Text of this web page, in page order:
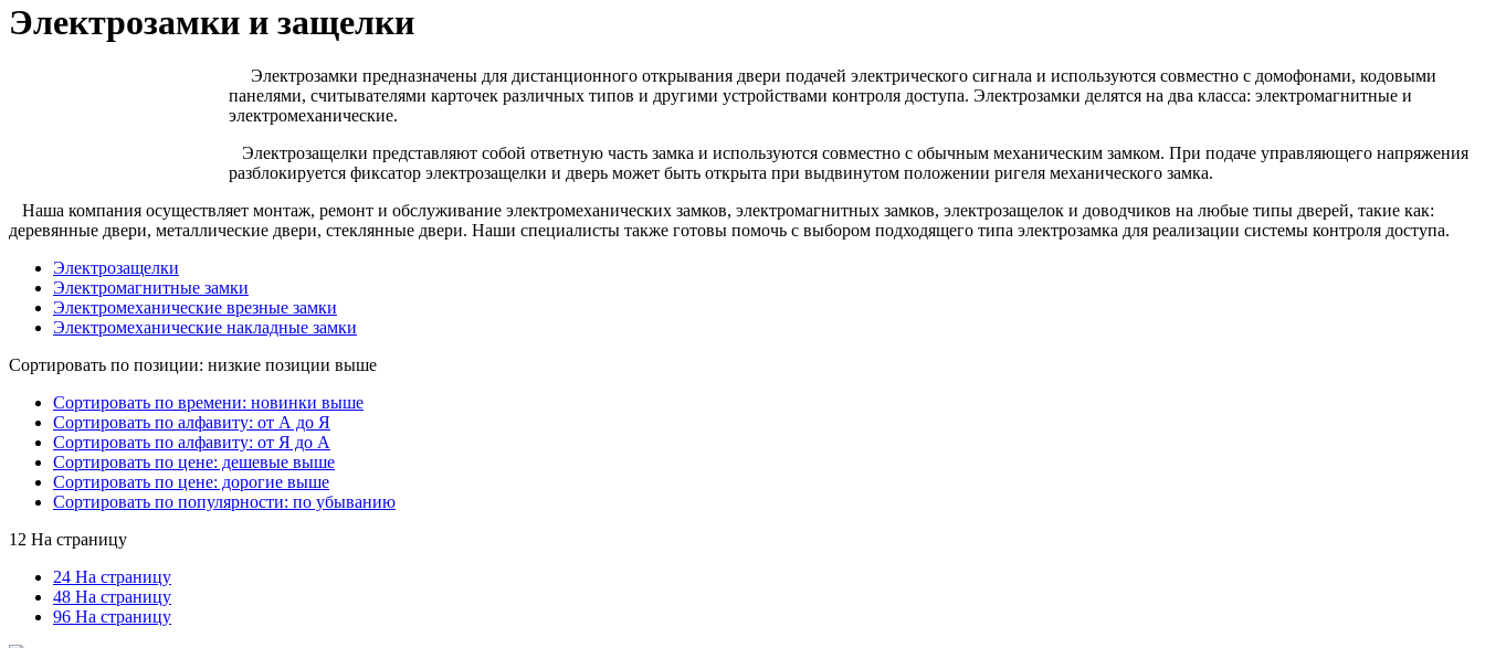
Электрозамки и защелки
Электрозамки предназначены для дистанционного открывания двери подачей электрического сигнала и используются совместно с домофонами, кодовыми
панелями, считывателями карточек различных типов и другими устройствами контроля доступа. Электрозамки делятся на два класса: электромагнитные и
электромеханические.
Электрозащелки представляют собой ответную часть замка и используются совместно с обычным механическим замком. При подаче управляющего напряжения
разблокируется фиксатор электрозащелки и дверь может быть открыта при выдвинутом положении ригеля механического замка.
Наша компания осуществляет монтаж, ремонт и обслуживание электромеханических замков, электромагнитных замков, электрозащелок и доводчиков на любые типы дверей, такие как:
деревянные двери, металлические двери, стеклянные двери. Наши специалисты также готовы помочь с выбором подходящего типа электрозамка для реализации системы контроля доступа.
Электрозащелки
Электромагнитные замки
Электромеханические врезные замки
Электромеханические накладные замки
Сортировать по позиции: низкие позиции выше
Сортировать по времени: новинки выше
Сортировать по алфавиту: от А до Я
Сортировать по алфавиту: от Я до А
Сортировать по цене: дешевые выше
Сортировать по цене: дорогие выше
Сортировать по популярности: по убыванию
12 На страницу
24 На страницу
48 На страницу
96 На страницу